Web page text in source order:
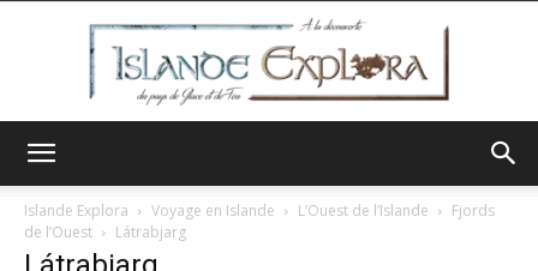
Islande Explora Voyage en Islande L’Ouest de l’Islande
Fjords
de l’Ouest
Látrabjarg